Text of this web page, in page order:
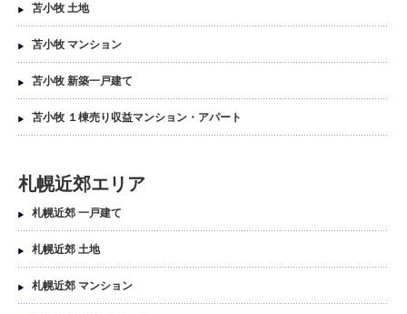
苫小牧 土地
苫小牧 マンション
苫小牧 新築一戸建て
苫小牧 １棟売り収益マンション・アパート
札幌近郊エリア
札幌近郊 一戸建て
札幌近郊 土地
札幌近郊 マンション